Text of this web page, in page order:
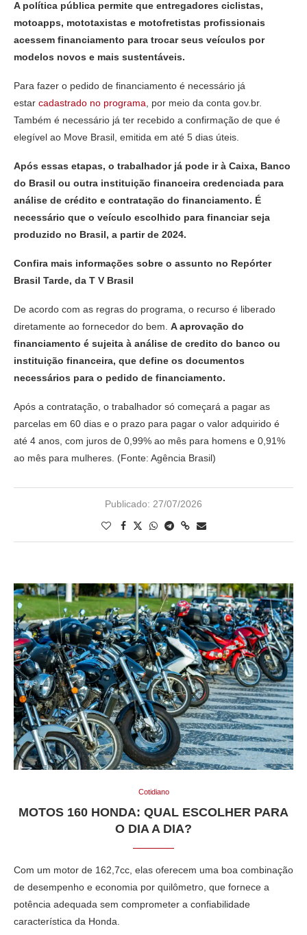
A política pública permite que entregadores ciclistas,
motoapps, mototaxistas e motofretistas profissionais
acessem financiamento para trocar seus veículos por
modelos novos e mais sustentáveis.
Para fazer o pedido de financiamento é necessário já
estar cadastrado no programa , por meio da conta gov.br.
Também é necessário já ter recebido a confirmação de que é
elegível ao Move Brasil, emitida em até 5 dias úteis.
Após essas etapas, o trabalhador já pode ir à Caixa, Banco
do Brasil ou outra instituição financeira credenciada para
análise de crédito e contratação do financiamento. É
necessário que o veículo escolhido para financiar seja
produzido no Brasil, a partir de 2024.
Confira mais informações sobre o assunto no Repórter
Brasil Tarde, da T V Brasil
De acordo com as regras do programa, o recurso é liberado
diretamente ao fornecedor do bem. A aprovação do
financiamento é sujeita à análise de credito do banco ou
instituição financeira, que define os documentos
necessários para o pedido de financiamento.
Após a contratação, o trabalhador só começará a pagar as
parcelas em 60 dias e o prazo para pagar o valor adquirido é
até 4 anos, com juros de 0,99% ao mês para homens e 0,91%
ao mês para mulheres. (Fonte: Agência Brasil)
Publicado: 27/07/2026
Cotidiano
MOTOS 160 HONDA: QUAL ESCOLHER PARA
O DIA A DIA?
Com um motor de 162,7cc, elas oferecem uma boa combinação
de desempenho e economia por quilômetro, que fornece a
potência adequada sem comprometer a confiabilidade
característica da Honda.